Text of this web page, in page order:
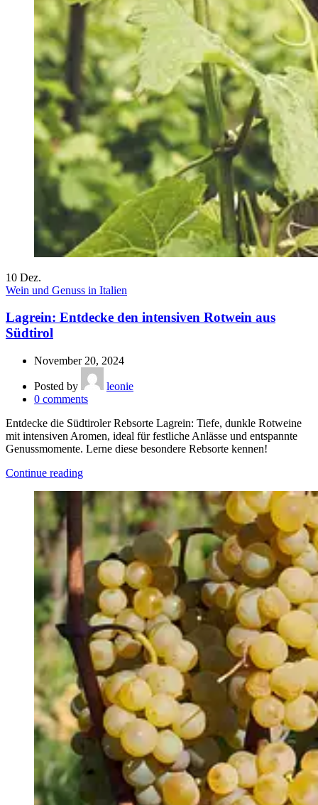
10 Dez.
Wein und Genuss in Italien
Lagrein: Entdecke den intensiven Rotwein aus
Südtirol
November 20, 2024
Posted by
leonie
0 comments
Entdecke die Südtiroler Rebsorte Lagrein: Tiefe, dunkle Rotweine
mit intensiven Aromen, ideal für festliche Anlässe und entspannte
Genussmomente. Lerne diese besondere Rebsorte kennen!
Continue reading